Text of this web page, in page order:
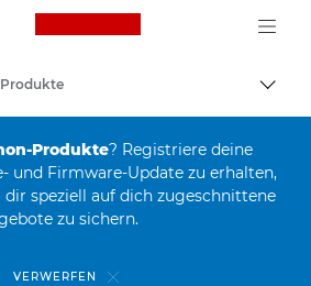
Canon Logo, back
Auf
Produkte? Registriere deine
und Firmware-Update zu erhalten,
speziell auf dich zugeschnittene
zu sichern.
VERWERFEN